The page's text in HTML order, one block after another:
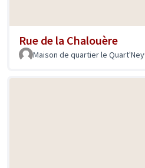
Rue de la Chalouère
Maison de quartier le Quart'Ney